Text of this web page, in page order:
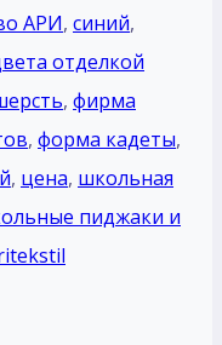
АРИ, синий,
отделкой
, фирма
, форма кадеты,
, цена, школьная
пиджаки и